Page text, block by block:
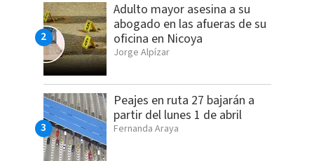
Adulto mayor asesina a su
abogado en las afueras de su
oficina en Nicoya
Jorge Alpízar
Peajes en ruta 27 bajarán a
partir del lunes 1 de abril
Fernanda Araya